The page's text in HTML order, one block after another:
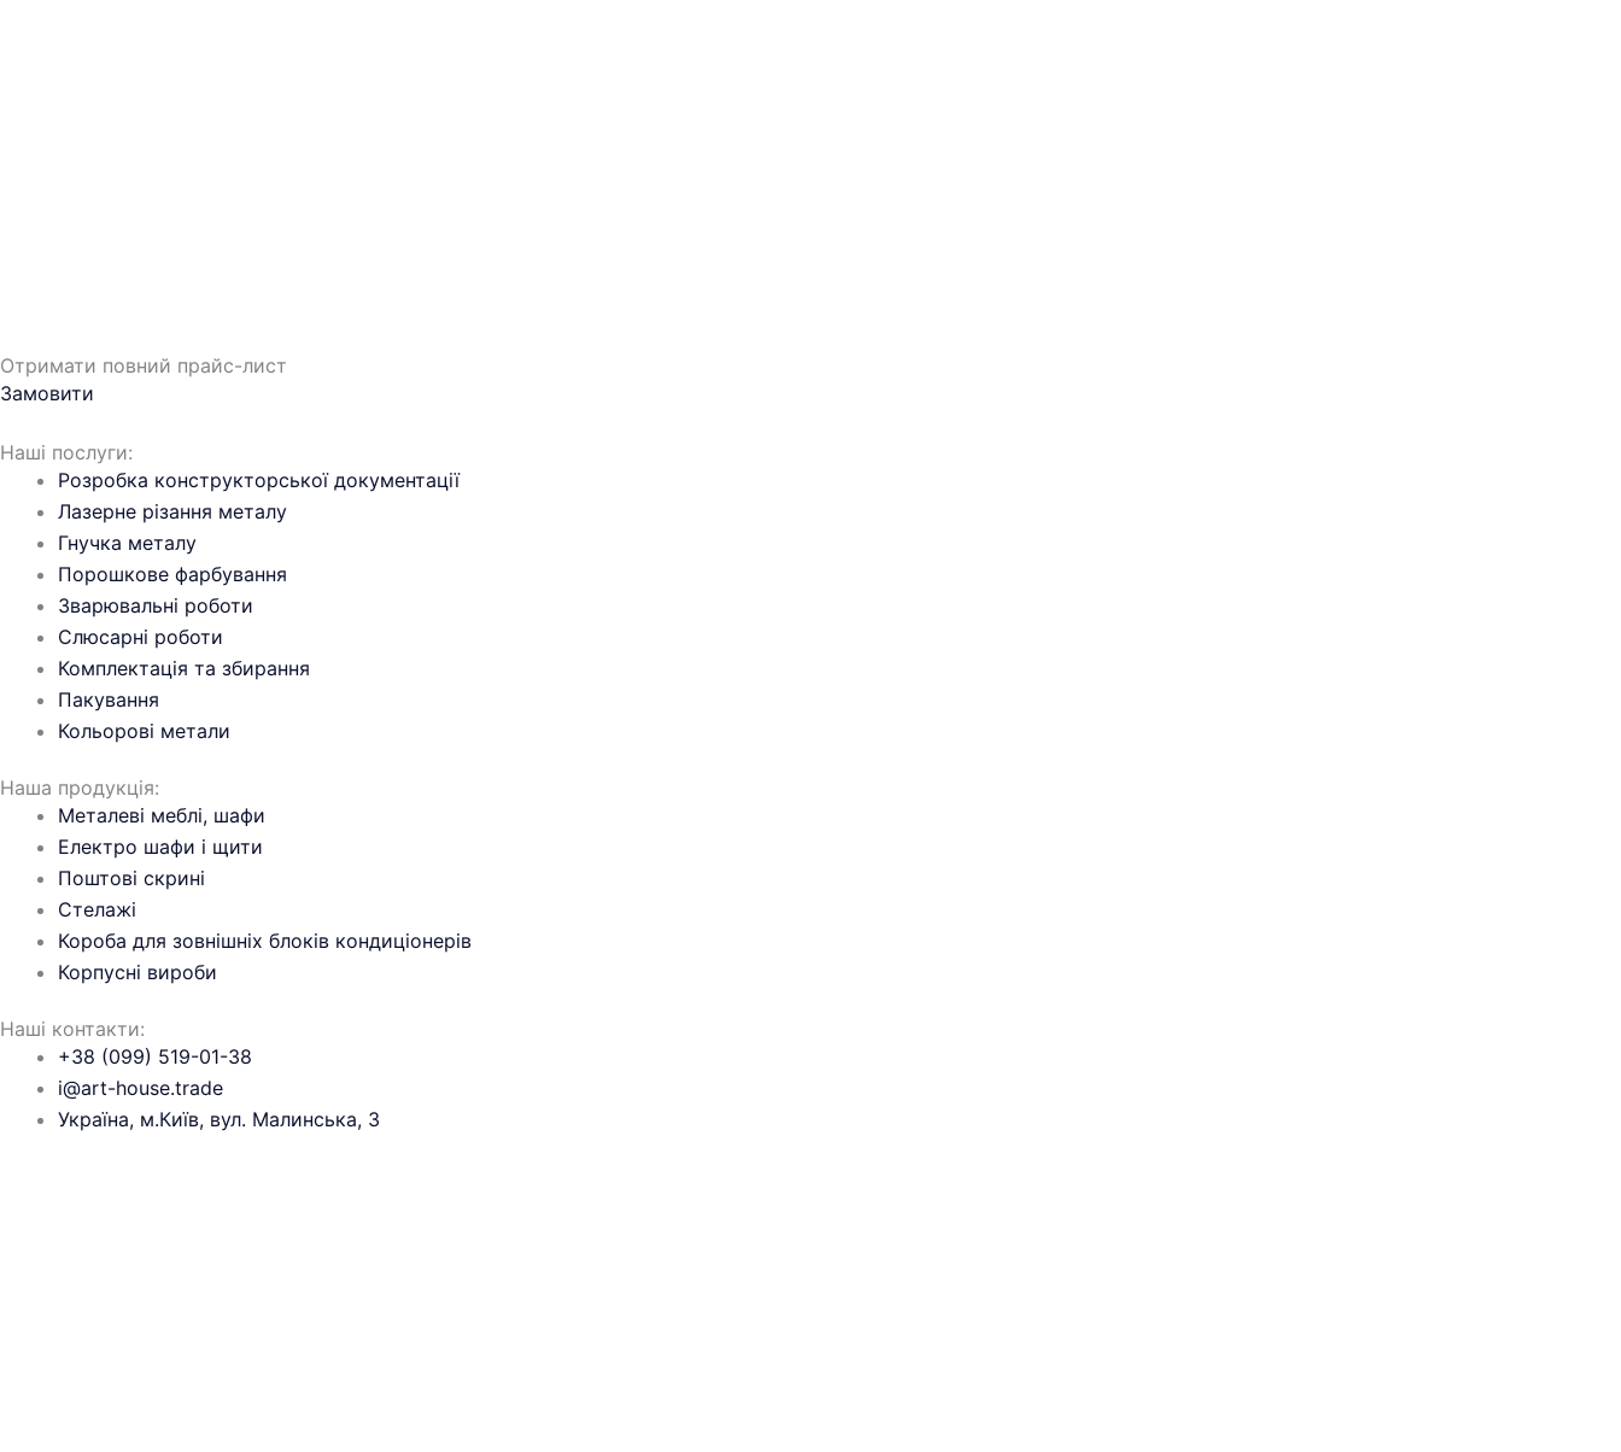
Отримати повний прайс-лист
Замовити
Наші послуги:
Розробка конструкторської документації
Лазерне різання металу
Гнучка металу
Порошкове фарбування
Зварювальні роботи
Слюсарні роботи
Комплектація та збирання
Пакування
Кольорові метали
Наша продукція:
Металеві меблі, шафи
Електро шафи і щити
Поштові скрині
Cтелажі
Короба для зовнішніх блоків кондиціонерів
Корпусні вироби
Наші контакти:
+38 (099) 519-01-38
i@art-house.trade
Україна, м.Київ, вул. Малинська, 3